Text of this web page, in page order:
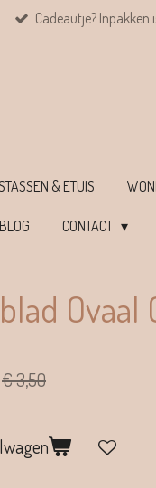
Cadeautje? Inpakken
& ETUIS
CONTACT
Ovaal
€ 3,50